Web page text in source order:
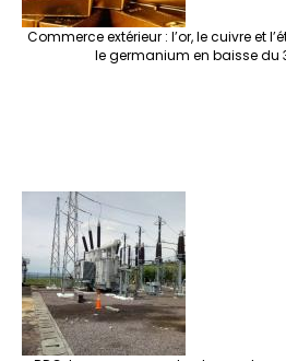
Commerce extérieur : l’or, le cuivre et
le germanium en baisse du